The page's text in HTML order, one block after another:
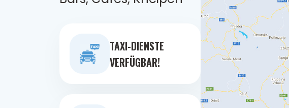
TAXI-DIENSTE
VERFÜGBAR!